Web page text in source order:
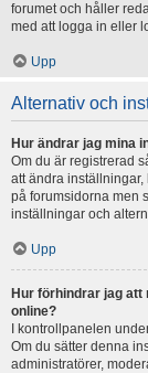
forumet och håller
med att logga in eller
Upp
Alternativ och
Hur ändrar jag mina
Om du är registrerad
att ändra
på forumsidorna men
inställningar och
Upp
Hur förhindrar jag
online?
I kontrollpanelen
Om du sätter denna
administratörer,